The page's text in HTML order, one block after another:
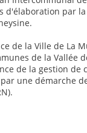
d'élaboration par
de la Ville de La
de la Vallée
de la gestion de
une démarche